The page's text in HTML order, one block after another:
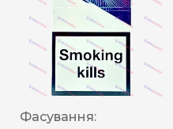
Фасування: